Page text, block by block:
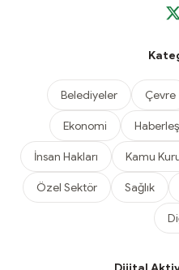
Belediyeler Çevre
Ekonomi
İnsan Hakları Kamu
Özel Sektör Sağlık